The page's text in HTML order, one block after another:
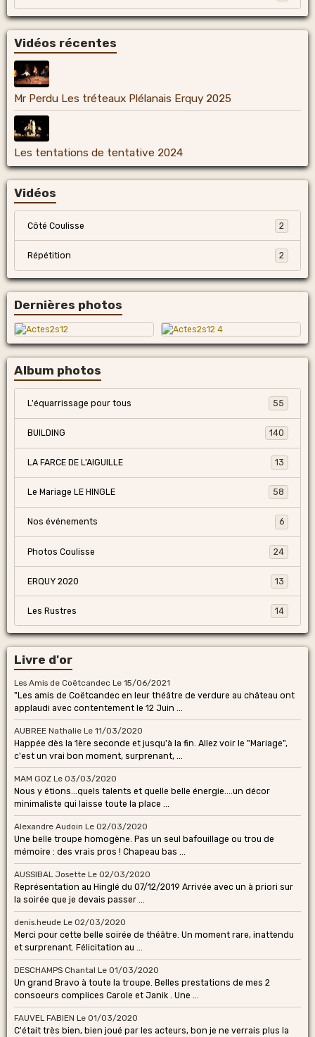
Vidéos récentes
Mr Perdu Les tréteaux Plélanais Erquy 2025
Les tentations de tentative 2024
Vidéos
Côté Coulisse 2
Répétition 2
Dernières photos
Album photos
L'équarrissage pour tous 55
BUILDING 140
LA FARCE DE L'AIGUILLE 13
Le Mariage LE HINGLE 58
Nos événements 6
Photos Coulisse 24
ERQUY 2020 13
Les Rustres 14
Livre d'or
Les Amis de Coëtcandec Le 15/06/2021
"Les amis de Coëtcandec en leur théâtre de verdure au château ont
applaudi avec contentement le 12 Juin ...
AUBREE Nathalie Le 11/03/2020
Happée dès la 1ère seconde et jusqu'à la fin. Allez voir le "Mariage",
c'est un vrai bon moment, surprenant, ...
MAM GOZ Le 03/03/2020
Nous y étions...quels talents et quelle belle énergie....un décor
minimaliste qui laisse toute la place ...
Alexandre Audoin Le 02/03/2020
Une belle troupe homogène. Pas un seul bafouillage ou trou de
mémoire : des vrais pros ! Chapeau bas ...
AUSSIBAL Josette Le 02/03/2020
Représentation au Hinglé du 07/12/2019 Arrivée avec un à priori sur
la soirée que je devais passer ...
denis.heude Le 02/03/2020
Merci pour cette belle soirée de théâtre. Un moment rare, inattendu
et surprenant. Félicitation au ...
DESCHAMPS Chantal Le 01/03/2020
Un grand Bravo à toute la troupe. Belles prestations de mes 2
consoeurs complices Carole et Janik . Une ...
FAUVEL FABIEN Le 01/03/2020
C'était très bien, bien joué par les acteurs, bon je ne verrais plus la